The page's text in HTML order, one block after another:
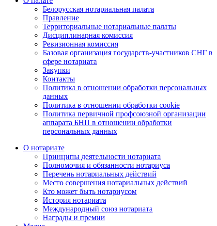
Белорусская нотариальная палата
Правление
Территориальные нотариальные палаты
Дисциплинарная комиссия
Ревизионная комиссия
Базовая организация государств-участников СНГ в
сфере нотариата
Закупки
Контакты
Политика в отношении обработки персональных
данных
Политика в отношении обработки cookie
Политика первичной профсоюзной организации
аппарата БНП в отношении обработки
персональных данных
О нотариате
Принципы деятельности нотариата
Полномочия и обязанности нотариуса
Перечень нотариальных действий
Место совершения нотариальных действий
Кто может быть нотариусом
История нотариата
Международный союз нотариата
Награды и премии